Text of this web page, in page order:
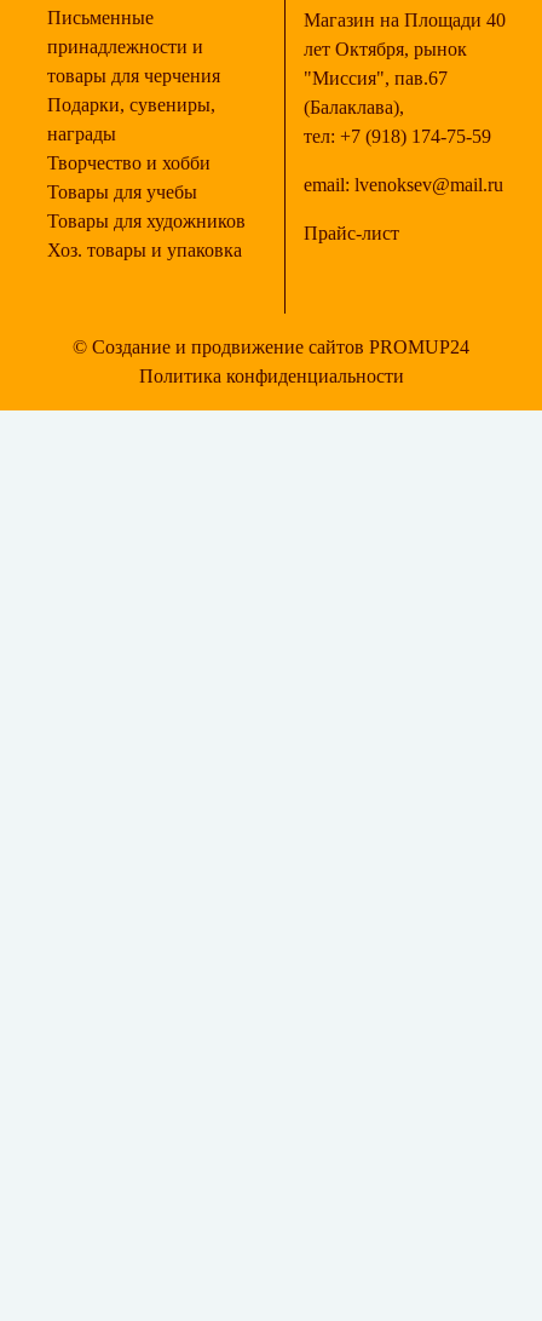
Письменные
принадлежности и
товары для черчения
Подарки, сувениры,
награды
Творчество и хобби
Товары для учебы
Товары для художников
Хоз. товары и упаковка
Магазин на Площади 40
лет Октября, рынок
"Миссия", пав.67
(Балаклава),
тел: +7 (918) 174-75-59
email: lvenoksev@mail.ru
Прайс-лист
© Создание и продвижение сайтов PROMUP24
Политика конфиденциальности